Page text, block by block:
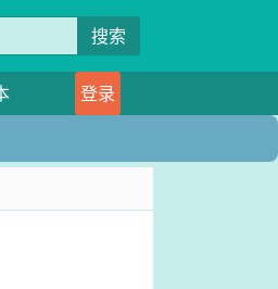
搜索
登录